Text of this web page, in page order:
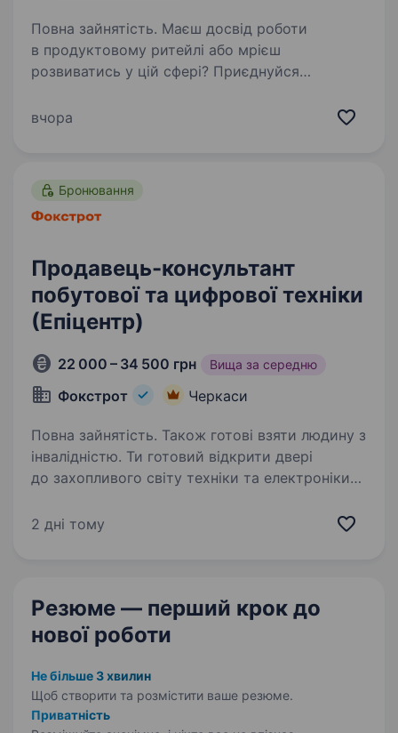
Повна зайнятість. Маєш досвід роботи
в продуктовому ритейлі або мрієш
розвиватись у цій сфері? Приєднуйся
свою роботу, горять ідеєю, реалізовують
вчора
Бронювання
Продавець-консультант
побутової та цифрової техніки
(Епіцентр)
22 000 – 34 500 грн Вища за середню
Фокстрот Черкаси
Повна зайнятість. Також готові взяти людину з
інвалідністю. Ти готовий відкрити двері
до захопливого світу техніки та електроніки?
справжнім експертом у цьому напрямку? Тоді
2 дні тому
Резюме — перший крок до
нової роботи
Не більше 3 хвилин
Щоб створити та розмістити ваше резюме.
Приватність